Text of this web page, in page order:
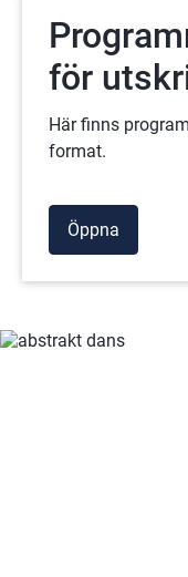
för
Här finns
format.
Öppna